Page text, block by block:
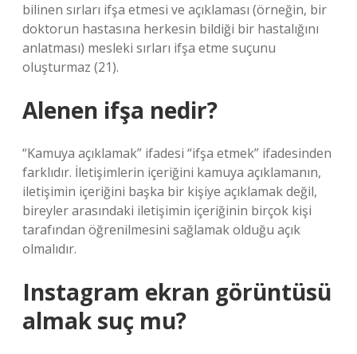
bilinen sırları ifşa etmesi ve açıklaması (örneğin, bir
doktorun hastasına herkesin bildiği bir hastalığını
anlatması) mesleki sırları ifşa etme suçunu
oluşturmaz (21).
Alenen ifşa nedir?
“Kamuya açıklamak” ifadesi “ifşa etmek” ifadesinden
farklıdır. İletişimlerin içeriğini kamuya açıklamanın,
iletişimin içeriğini başka bir kişiye açıklamak değil,
bireyler arasındaki iletişimin içeriğinin birçok kişi
tarafından öğrenilmesini sağlamak olduğu açık
olmalıdır.
Instagram ekran görüntüsü
almak suç mu?